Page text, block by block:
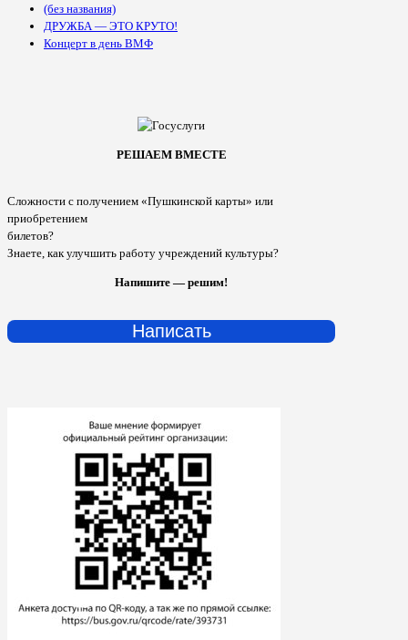
(без названия)
ДРУЖБА — ЭТО КРУТО!
Концерт в день ВМФ
РЕШАЕМ ВМЕСТЕ
Сложности с получением «Пушкинской карты» или
приобретением
билетов?
Знаете, как улучшить работу учреждений культуры?
Напишите — решим!
Написать